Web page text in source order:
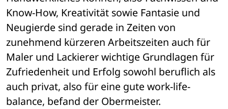
Know-How, Kreativität sowie Fantasie und
Neugierde sind gerade in Zeiten von
zunehmend kürzeren Arbeitszeiten auch für
Maler und Lackierer wichtige Grundlagen für
Zufriedenheit und Erfolg sowohl beruflich als
auch privat, also für eine gute work-life-
balance, befand der Obermeister.